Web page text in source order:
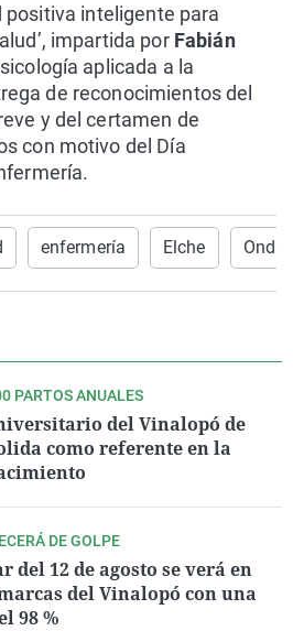
positiva inteligente para
impartida por Fabián
aplicada a la
de reconocimientos del
y del certamen de
con motivo del Día
enfermería Elche Onda
PARTOS ANUALES
del Vinalopó de
como referente en la
DE GOLPE
del 12 de agosto se verá en
del Vinalopó con una
98 %